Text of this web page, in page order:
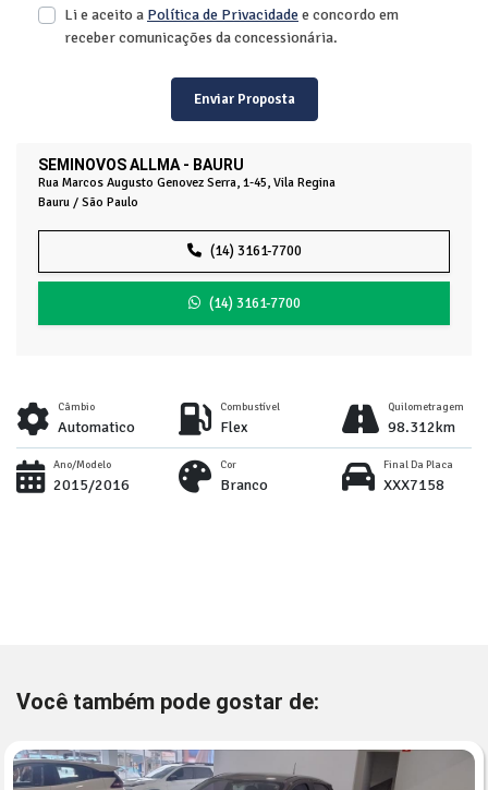
SEMINOVOS ALLMA - BAURU
Rua Marcos Augusto Genovez Serra, 1-45, Vila Regina
Bauru / São Paulo
(14) 3161-7700
(14) 3161-7700
Li e aceito a Política de Privacidadee concordo em
receber comunicações da concessionária.
Enviar Proposta
Câmbio
Automatico
Combustível
Flex
Quilometragem
98.312km
Ano/Modelo
2015/2016
Cor
Branco
Final Da Placa
XXX7158
Você também pode gostar de: